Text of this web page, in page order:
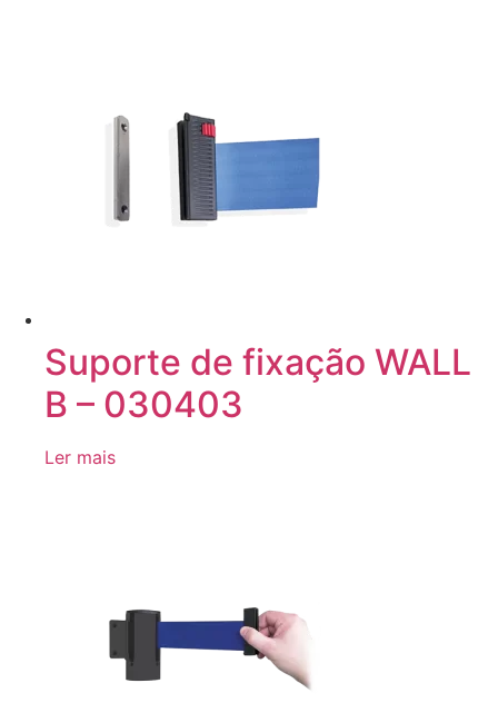
Suporte de fixação WALL
B – 030403
Ler mais